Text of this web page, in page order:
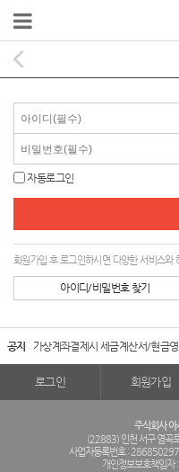
자동로그인
회원가입 후 로그인하시면 다양한 서비스와
아이디/비밀번호 찾기
공지 가상계좌결제시 세금계산서/현금
로그인 회원가입
주식회사 아
(22883) 인천 서구 염곡
사업자등록번호 :
개인정보보호책임자